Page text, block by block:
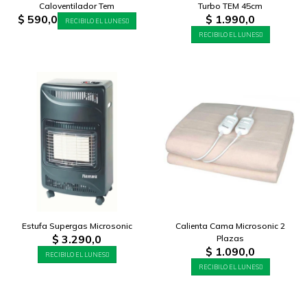
Caloventilador Tem
$ 590,0 RECIBILO EL LUNES
Turbo TEM 45cm
$ 1.990,0
RECIBILO EL LUNES
Estufa Supergas Microsonic
$ 3.290,0
RECIBILO EL LUNES
Calienta Cama Microsonic 2
Plazas
$ 1.090,0
RECIBILO EL LUNES